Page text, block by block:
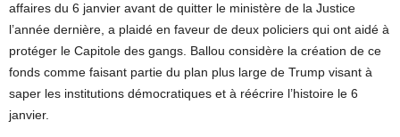
affaires du 6 janvier avant de quitter le ministère de la Justice
l’année dernière, a plaidé en faveur de deux policiers qui ont aidé à
protéger le Capitole des gangs. Ballou considère la création de ce
fonds comme faisant partie du plan plus large de Trump visant à
saper les institutions démocratiques et à réécrire l’histoire le 6
janvier.